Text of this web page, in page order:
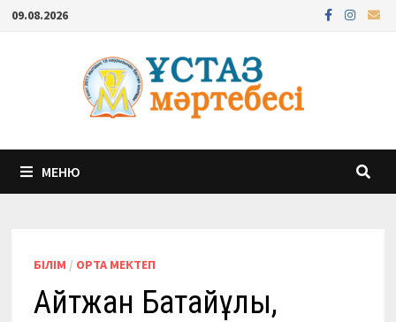
Перейти
содержимому
09.08.2026
МЕНЮ
БІЛІМ / ОРТА МЕКТЕП
Айтжан Батайұлы,